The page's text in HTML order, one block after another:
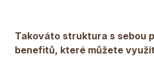
Takováto struktura s sebou
benefitů, které můžete